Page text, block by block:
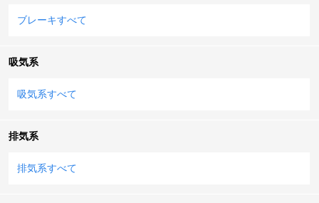
ブレーキすべて
吸気系
吸気系すべて
排気系
排気系すべて